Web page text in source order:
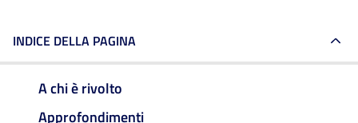
INDICE DELLA PAGINA
A chi è rivolto
Approfondimenti